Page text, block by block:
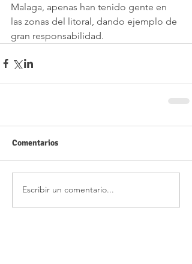
Malaga, apenas han tenido gente en
las zonas del litoral, dando ejemplo de
gran responsabilidad.
Comentarios
Escribir un comentario...